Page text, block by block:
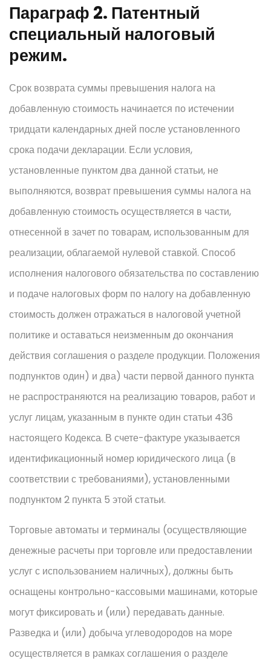
Параграф 2. Патентный
специальный налоговый
режим.
Срок возврата суммы превышения налога на
добавленную стоимость начинается по истечении
тридцати календарных дней после установленного
срока подачи декларации. Если условия,
установленные пунктом два данной статьи, не
выполняются, возврат превышения суммы налога на
добавленную стоимость осуществляется в части,
отнесенной в зачет по товарам, использованным для
реализации, облагаемой нулевой ставкой. Способ
исполнения налогового обязательства по составлению
и подаче налоговых форм по налогу на добавленную
стоимость должен отражаться в налоговой учетной
политике и оставаться неизменным до окончания
действия соглашения о разделе продукции. Положения
подпунктов один) и два) части первой данного пункта
не распространяются на реализацию товаров, работ и
услуг лицам, указанным в пункте один статьи 436
настоящего Кодекса. В счете-фактуре указывается
идентификационный номер юридического лица (в
соответствии с требованиями), установленными
подпунктом 2 пункта 5 этой статьи.
Торговые автоматы и терминалы (осуществляющие
денежные расчеты при торговле или предоставлении
услуг с использованием наличных), должны быть
оснащены контрольно-кассовыми машинами, которые
могут фиксировать и (или) передавать данные.
Разведка и (или) добыча углеводородов на море
осуществляется в рамках соглашения о разделе